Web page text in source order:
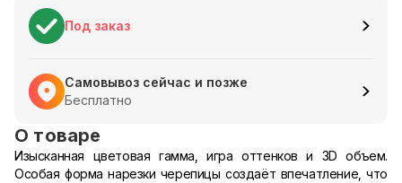
Под заказ
Самовывоз сейчас и позже
Бесплатно
О товаре
Изысканная цветовая гамма, игра оттенков и 3D объем.
Особая форма нарезки черепицы создаёт впечатление, что